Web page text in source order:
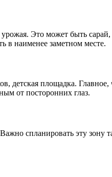
Это может быть
в наименее заметном месте.
детская площадка.
от посторонних глаз.
спланировать эту зону